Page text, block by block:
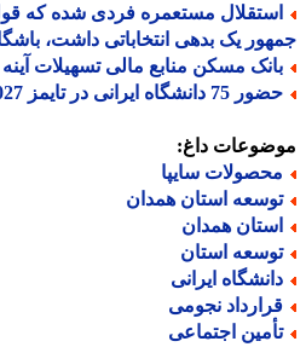
مستعمره فردی شده که قول
یک بدهی انتخاباتی داشت، باشگاه را
مسکن منابع مالی تسهیلات آینه ای
ایرانی در تایمز 2027؛ اعلام زودهنگام آمار ایران
داغ:
سایپا
استان همدان
همدان
استان
ایرانی
نجومی
اجتماعی